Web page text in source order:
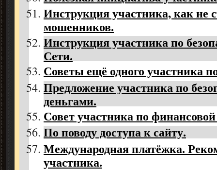
Инструкция участника, как не
мошенников.
Инструкция участника по
Сети.
Советы ещё одного участника
Предложение участника по
деньгами.
Совет участника по
По поводу доступа к сайту.
Международная платёжка.
участника.